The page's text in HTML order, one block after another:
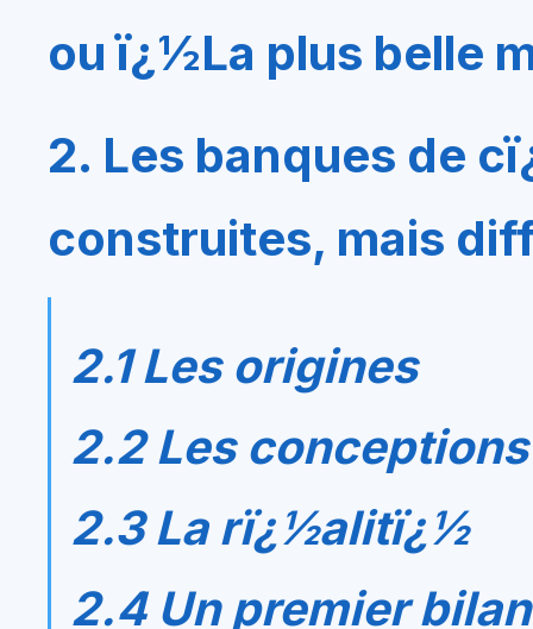
ou ï¿½La plus belle
2. Les banques de
construites, mais
2.1 Les origines
2.2 Les
2.3 La rï¿½alitï¿½
2.4 Un premier bilan